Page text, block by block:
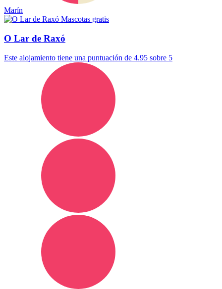
Marín
Mascotas gratis
O Lar de Raxó
Este alojamiento tiene una puntuación de 4.95 sobre 5